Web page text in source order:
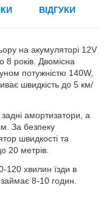
на акумуляторі 12V
8 років. Двомісна
потужністю 140W,
швидкість до 5 км/
амортизатори, а
За безпеку
швидкості та
20 метрів.
120 хвилин їзди в
8-10 годин.
ВІДГУКИ